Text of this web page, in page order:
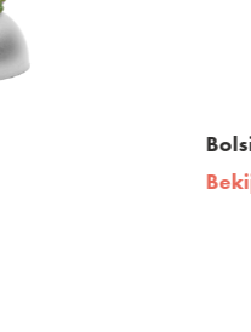
- Graflicht nr 3 met